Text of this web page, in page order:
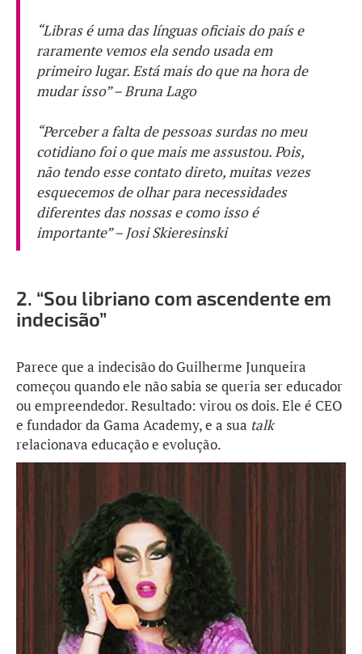
“Libras é uma das línguas oficiais do país e
raramente vemos ela sendo usada em
primeiro lugar. Está mais do que na hora de
mudar isso” – Bruna Lago
“Perceber a falta de pessoas surdas no meu
cotidiano foi o que mais me assustou. Pois,
não tendo esse contato direto, muitas vezes
esquecemos de olhar para necessidades
diferentes das nossas e como isso é
importante” – Josi Skieresinski
2. “Sou libriano com ascendente em
indecisão”
Parece que a indecisão do Guilherme Junqueira
começou quando ele não sabia se queria ser educador
ou empreendedor. Resultado: virou os dois. Ele é CEO
e fundador da Gama Academy, e a sua talk
relacionava educação e evolução.